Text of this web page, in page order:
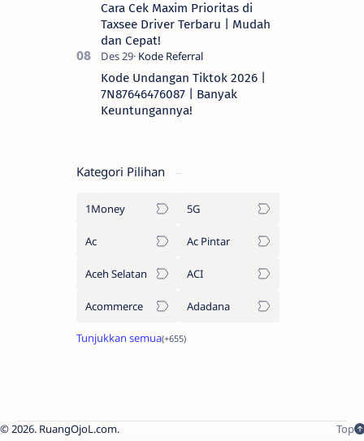
Cara Cek Maxim Prioritas di
Taxsee Driver Terbaru | Mudah
dan Cepat!
Kode Undangan Tiktok 2026 |
7N87646476087 | Banyak
Keuntungannya!
Kategori Pilihan
1Money 5G
Ac Ac Pintar
Aceh Selatan ACI
Acommerce Adadana
2026. RuangOjoL.com.